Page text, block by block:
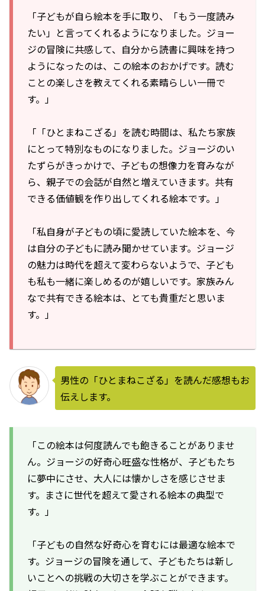
「子どもが自ら絵本を手に取り、「もう一度読み
たい」と言ってくれるようになりました。ジョー
ジの冒険に共感して、自分から読書に興味を持つ
ようになったのは、この絵本のおかげです。読む
ことの楽しさを教えてくれる素晴らしい一冊で
す。」
「「ひとまねこざる」を読む時間は、私たち家族
にとって特別なものになりました。ジョージのい
たずらがきっかけで、子どもの想像力を育みなが
ら、親子での会話が自然と増えていきます。共有
できる価値観を作り出してくれる絵本です。」
「私自身が子どもの頃に愛読していた絵本を、今
は自分の子どもに読み聞かせています。ジョージ
の魅力は時代を超えて変わらないようで、子ども
も私も一緒に楽しめるのが嬉しいです。家族みん
なで共有できる絵本は、とても貴重だと思いま
す。」
男性の「ひとまねこざる」を読んだ感想もお
伝えします。
「この絵本は何度読んでも飽きることがありませ
ん。ジョージの好奇心旺盛な性格が、子どもたち
に夢中にさせ、大人には懐かしさを感じさせま
す。まさに世代を超えて愛される絵本の典型で
す。」
「子どもの自然な好奇心を育むには最適な絵本で
す。ジョージの冒険を通して、子どもたちは新し
いことへの挑戦の大切さを学ぶことができます。